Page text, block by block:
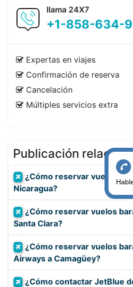
llama 24X7
+1-858-634-
Expertas en viajes
Confirmación de reserva
Cancelación
Múltiples servicios extra
Publicación
¿Cómo reservar vuelos de
Nicaragua?
¿Cómo reservar vuelos
Santa Clara?
¿Cómo reservar vuelos
Airways a Camagüey?
¿Cómo contactar JetBlue